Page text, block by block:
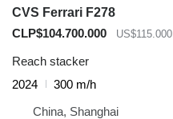
CVS Ferrari F278
CLP$104.700.000
US$115.000
Reach stacker
2024
300 m/h
China, Shanghai